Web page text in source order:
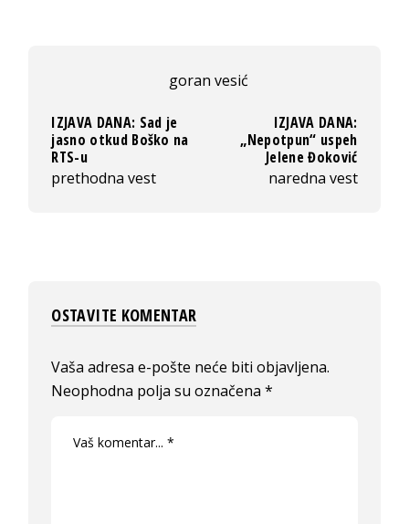
goran vesić
IZJAVA DANA: Sad je
jasno otkud Boško na
RTS-u
prethodna vest
IZJAVA DANA:
„Nepotpun“ uspeh
Jelene Đoković
naredna vest
OSTAVITE KOMENTAR
Vaša adresa e-pošte neće biti objavljena.
Neophodna polja su označena*